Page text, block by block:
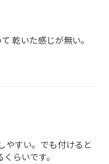
乾いた感じが無い。
やすい。でも付けると
らいです。